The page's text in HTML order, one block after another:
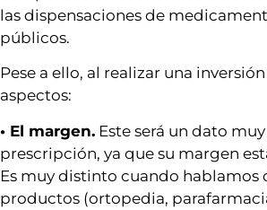
las dispensaciones de
públicos.
Pese a ello, al realizar una
aspectos:
• El margen. Este será un dato
prescripción, ya que su margen
Es muy distinto cuando
productos (ortopedia,